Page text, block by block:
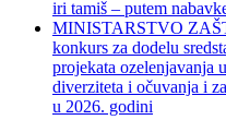
iri tamiš ‒ putem
MINISTARSTVO
konkurs za dodelu
projekata ozelenjavanja
diverziteta i očuvanja i
u 2026. godini